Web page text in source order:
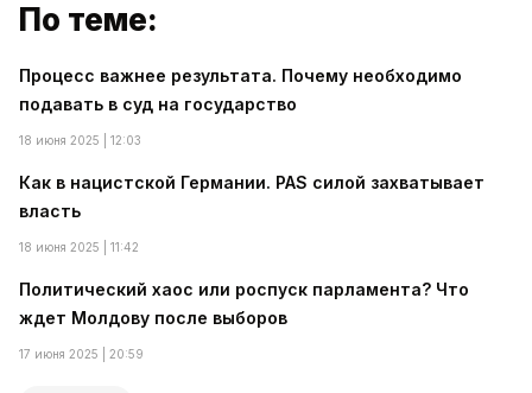
По теме:
Процесс важнее результата. Почему необходимо
подавать в суд на государство
18 июня 2025 | 12:03
Как в нацистской Германии. PAS силой захватывает
власть
18 июня 2025 | 11:42
Политический хаос или роспуск парламента? Что
ждет Молдову после выборов
17 июня 2025 | 20:59